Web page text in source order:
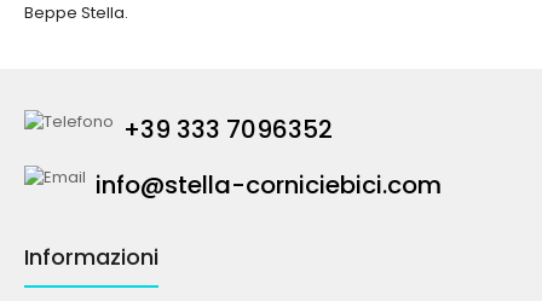
Beppe Stella.
+39 333 7096352
info@stella-corniciebici.com
Informazioni